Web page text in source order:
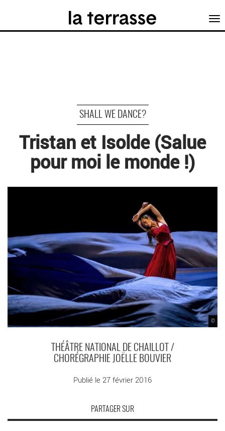
SHALL WE DANCE?
Tristan et Isolde (Salue
pour moi le monde !)
©
THÉÂTRE NATIONAL DE CHAILLOT /
CHORÉGRAPHIE JOËLLE BOUVIER
Publié le 27 février 2016
PARTAGER SUR